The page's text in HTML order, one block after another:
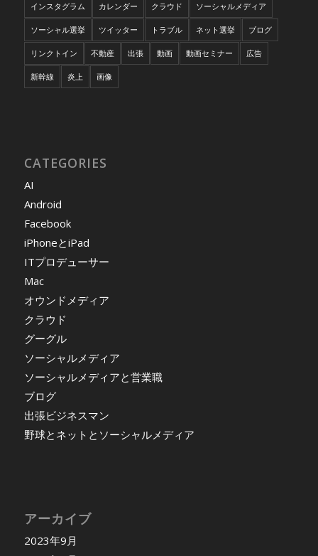
インスタグラム カレンダー クラウド ソーシャルメディア
ソーシャル選挙 ツイッター トラブル ネット選挙 ブログ
リンクトイン 不動産 出張 動画 動画セミナー 広告
新幹線 炎上 画像
CATEGORIES
AI
Android
Facebook
iPhoneとiPad
ITプロデューサー
Mac
オウンドメディア
クラウド
グーグル
ソーシャルメディア
ソーシャルメディアと営業職
ブログ
出張ビジネスマン
野球とネットとソーシャルメディア
アーカイブ
2023年9月